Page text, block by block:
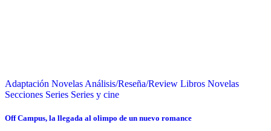
Adaptación Novelas Análisis/Reseña/Review Libros Novelas
Secciones Series Series y cine
Off Campus, la llegada al olimpo de un nuevo romance